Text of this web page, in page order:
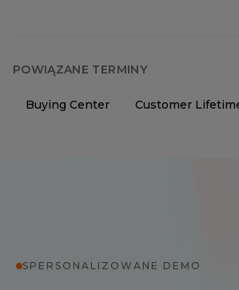
POWIĄZANE TERMINY
Buying Center Customer
SPERSONALIZOWANE DEMO